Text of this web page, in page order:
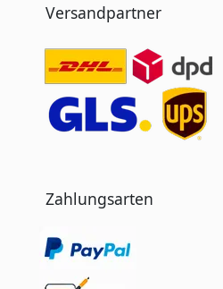
Versandpartner
Zahlungsarten